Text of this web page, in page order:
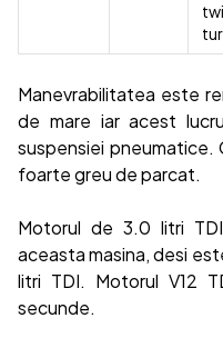
Manevrabilitatea este
de mare iar acest
suspensiei
foarte greu de parcat.
Motorul de 3.0 litri
aceasta masina, desi
litri TDI. Motorul V12
secunde.